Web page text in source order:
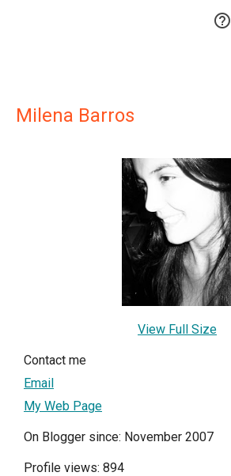

Milena Barros
View Full Size
Contact me
Email
My Web Page
On Blogger since: November 2007
Profile views: 894